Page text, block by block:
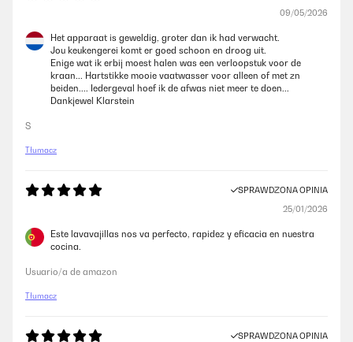
09/05/2026
Het apparaat is geweldig, groter dan ik had verwacht.
Jou keukengerei komt er goed schoon en droog uit.
Enige wat ik erbij moest halen was een verloopstuk voor de
kraan... Hartstikke mooie vaatwasser voor alleen of met zn
beiden.... Iedergeval hoef ik de afwas niet meer te doen...
Dankjewel Klarstein
S
Tłumacz
SPRAWDZONA OPINIA
25/01/2026
Este lavavajillas nos va perfecto, rapidez y eficacia en nuestra
cocina.
Usuario/a de amazon
Tłumacz
SPRAWDZONA OPINIA